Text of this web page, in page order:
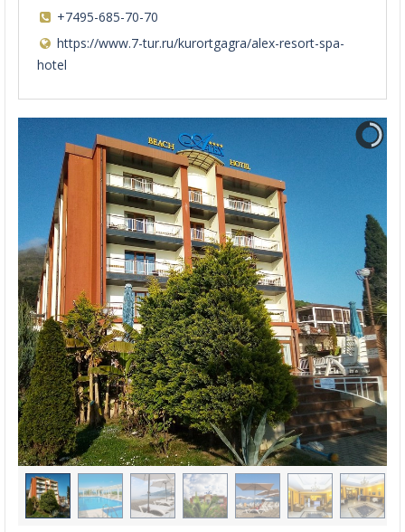
+7495-685-70-70
https://www.7-tur.ru/kurortgagra/alex-resort-spa-
hotel